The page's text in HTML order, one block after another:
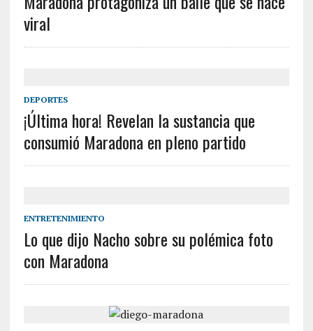
viral
DEPORTES
¡Última hora! Revelan la sustancia que
consumió Maradona en pleno partido
ENTRETENIMIENTO
Lo que dijo Nacho sobre su polémica foto
con Maradona